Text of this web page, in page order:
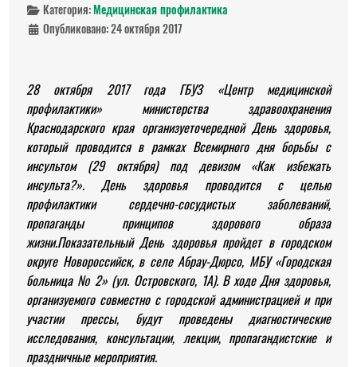
Категория:Медицинская профилактика
Опубликовано: 24 октября 2017
28 октября 2017 года ГБУЗ «Центр медицинской
профилактики» министерства здравоохранения
Краснодарского края организуеточередной День здоровья,
который проводится в рамках Всемирного дня борьбы с
инсультом (29 октября) под девизом «Как избежать
инсульта?». День здоровья проводится с целью
профилактики сердечно-сосудистых заболеваний,
пропаганды принципов здорового образа
жизни.Показательный День здоровья пройдет в городском
округе Новороссийск, в селе Абрау-Дюрсо, МБУ «Городская
больница № 2» (ул. Островского, 1А). В ходе Дня здоровья,
организуемого совместно с городской администрацией и при
участии прессы, будут проведены диагностические
исследования, консультации, лекции, пропагандистские и
праздничные мероприятия.